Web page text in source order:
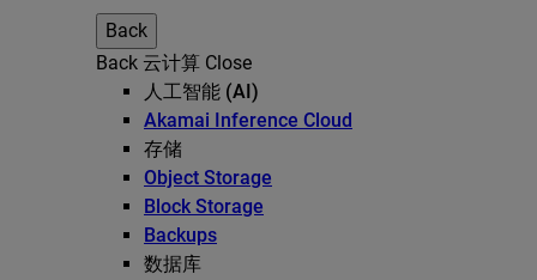
Back
Back 云计算 Close
人工智能 (AI)
Akamai Inference Cloud
存储
Object Storage
Block Storage
Backups
数据库